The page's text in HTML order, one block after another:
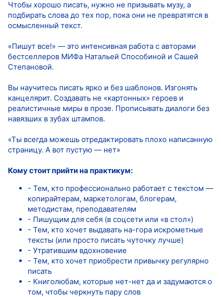
Чтобы хорошо писать, нужно не призывать музу, а
подбирать слова до тех пор, пока они не превратятся в
осмысленный текст.
«Пишут все!» — это интенсивная работа с авторами
бестселлеров МИФа Натальей Способиной и Сашей
Степановой.
Вы научитесь писать ярко и без шаблонов. Изгонять
канцелярит. Создавать не «картонных» героев и
реалистичные миры в прозе. Прописывать диалоги без
навязших в зубах штампов.
«Ты всегда можешь отредактировать плохо написанную
страницу. А вот пустую — нет»
Кому стоит прийти на практикум:
- Тем, кто профессионально работает с текстом —
копирайтерам, маркетологам, блогерам,
методистам, преподавателям
- Пишущим для себя (в соцсети или «в стол»)
- Тем, кто хочет выдавать на-гора искрометные
тексты (или просто писать чуточку лучше)
- Утратившим вдохновение
- Тем, кто хочет приобрести привычку регулярно
писать
- Книголюбам, которые нет-нет да и задумаются о
том, чтобы черкнуть пару слов